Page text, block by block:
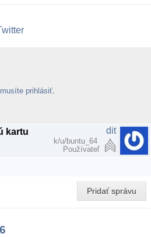
musíte prihlásiť
kartu dit
k/u/buntu_64
Používateľ
Pridať správu